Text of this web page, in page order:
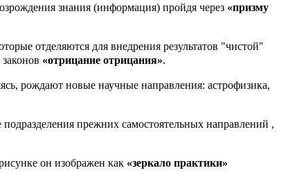
знания (информация) пройдя через «призму
отделяются для внедрения результатов "чистой"
«отрицание отрицания».
рождают новые научные направления: астрофизика,
прежних самостоятельных направлений ,
он изображен как «зеркало практики»